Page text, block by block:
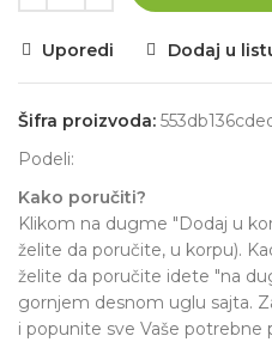
Uporedi Dodaj u
Šifra proizvoda:
Podeli:
Kako poručiti?
Klikom na dugme "Dodaj u
želite da poručite, u korpu).
želite da poručite idete "na
gornjem desnom uglu sajta.
i popunite sve Vaše potrebne